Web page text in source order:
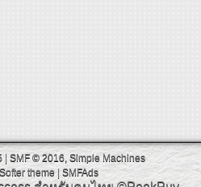
| SMF © 2016 Simple Machines
Softer theme
SMFAds